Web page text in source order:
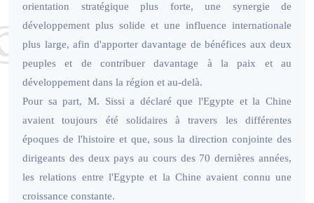
orientation stratégique plus forte, une synergie de
développement plus solide et une influence internationale
plus large, afin d'apporter davantage de bénéfices aux deux
peuples et de contribuer davantage à la paix et au
développement dans la région et au-delà.
Pour sa part, M. Sissi a déclaré que l'Egypte et la Chine
avaient toujours été solidaires à travers les différentes
époques de l'histoire et que, sous la direction conjointe des
dirigeants des deux pays au cours des 70 dernières années,
les relations entre l'Egypte et la Chine avaient connu une
croissance constante.